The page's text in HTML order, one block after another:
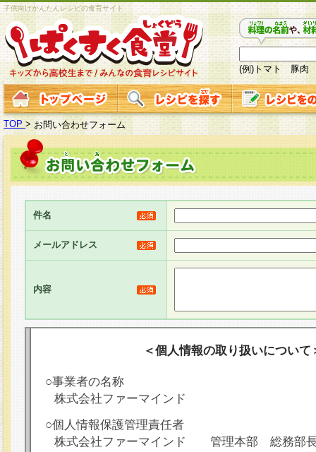
子供向けかんたんレシピの食育サイト
(例)トマト 豚肉
TOP > お問い合わせフォーム
件名
メールアドレス
内容
＜個人情報の取り扱いについて
○事業者の名称
株式会社ファーマインド
○個人情報保護管理責任者
株式会社ファーマインド 管理本部 総務部